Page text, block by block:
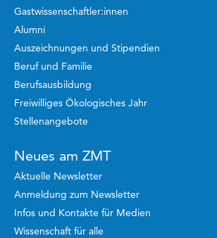
Gastwissenschaftler:innen
Alumni
Auszeichnungen und Stipendien
Beruf und Familie
Berufsausbildung
Freiwilliges Ökologisches Jahr
Stellenangebote
Neues am ZMT
Aktuelle Newsletter
Anmeldung zum Newsletter
Infos und Kontakte für Medien
Wissenschaft für alle